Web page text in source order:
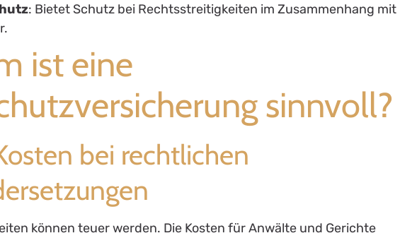
: Bietet Schutz bei Rechtsstreitigkeiten im Zusammenhang mit
ist eine
sinnvoll?
bei rechtlichen
können teuer werden. Die Kosten für Anwälte und Gerichte